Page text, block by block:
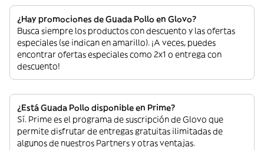
¿Hay promociones de Guada Pollo en Glovo?
Busca siempre los productos con descuento y las ofertas
especiales (se indican en amarillo). ¡A veces, puedes
encontrar ofertas especiales como 2x1 o entrega con
descuento!
¿Está Guada Pollo disponible en Prime?
Sí. Prime es el programa de suscripción de Glovo que
permite disfrutar de entregas gratuitas ilimitadas de
algunos de nuestros Partners y otras ventajas.